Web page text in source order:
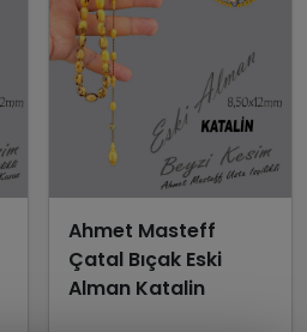
Ahmet Masteff
Çatal Bıçak Eski
Alman Katalin